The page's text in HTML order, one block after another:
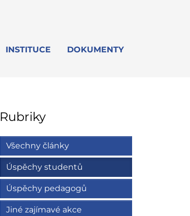
INSTITUCE DOKUMENTY
Rubriky
Všechny články
Úspěchy studentů
Úspěchy pedagogů
Jiné zajímavé akce